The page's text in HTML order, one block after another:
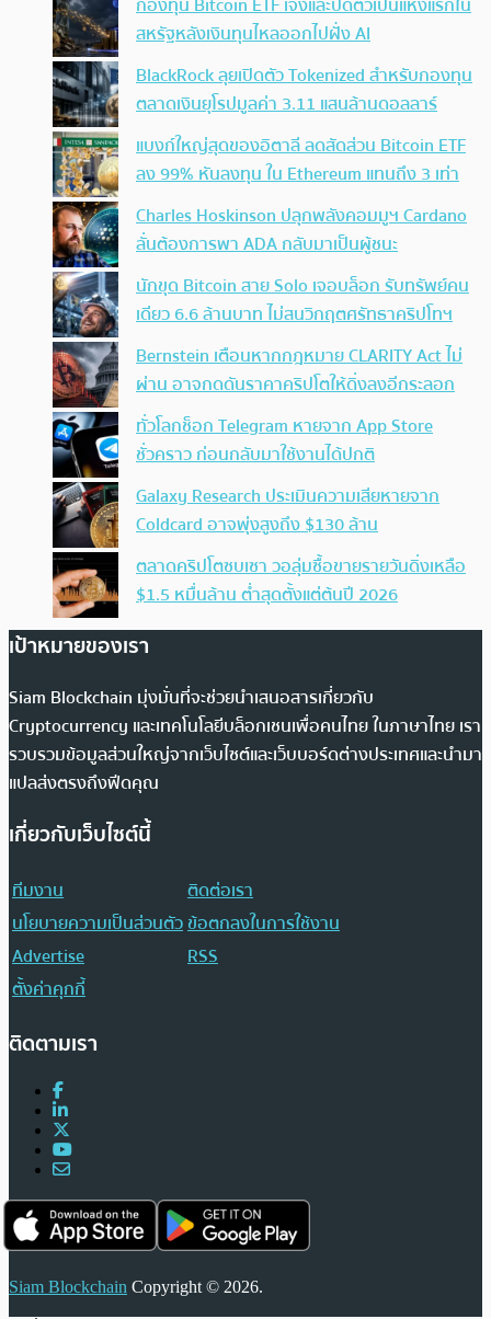
สหรัฐหลังเงินทุนไหลออกไปฝั่ง AI
BlackRock ลุยเปิดตัว Tokenized สำหรับกองทุน
ตลาดเงินยุโรปมูลค่า 3.11 แสนล้านดอลลาร์
แบงก์ใหญ่สุดของอิตาลี ลดสัดส่วน Bitcoin ETF
ลง 99% หันลงทุน ใน Ethereum แทนถึง 3 เท่า
Charles Hoskinson ปลุกพลังคอมมูฯ Cardano
ลั่นต้องการพา ADA กลับมาเป็นผู้ชนะ
นักขุด Bitcoin สาย Solo เจอบล็อก รับทรัพย์คน
เดียว 6.6 ล้านบาท ไม่สนวิกฤตศรัทธาคริปโทฯ
Bernstein เตือนหากกฎหมาย CLARITY Act ไม่
ผ่าน อาจกดดันราคาคริปโตให้ดิ่งลงอีกระลอก
ทั่วโลกช็อก Telegram หายจาก App Store
ชั่วคราว ก่อนกลับมาใช้งานได้ปกติ
Galaxy Research ประเมินความเสียหายจาก
Coldcard อาจพุ่งสูงถึง $130 ล้าน
ตลาดคริปโตซบเซา วอลุ่มซื้อขายรายวันดิ่งเหลือ
$1.5 หมื่นล้าน ต่ำสุดตั้งแต่ต้นปี 2026
เป้าหมายของเรา
Siam Blockchain มุ่งมั่นที่จะช่วยนำเสนอสารเกี่ยวกับ
Cryptocurrency และเทคโนโลยีบล็อกเชนเพื่อคนไทย ในภาษาไทย เรา
รวบรวมข้อมูลส่วนใหญ่จากเว็บไซต์และเว็บบอร์ดต่างประเทศและนำมา
แปลส่งตรงถึงฟีดคุณ
เกี่ยวกับเว็บไซต์นี้
ทีมงาน
ติดต่อเรา
นโยบายความเป็นส่วนตัวข้อตกลงในการใช้งาน
Advertise
RSS
ตั้งค่าคุกกี้
ติดตามเรา
Siam Blockchain Copyright © 2026.